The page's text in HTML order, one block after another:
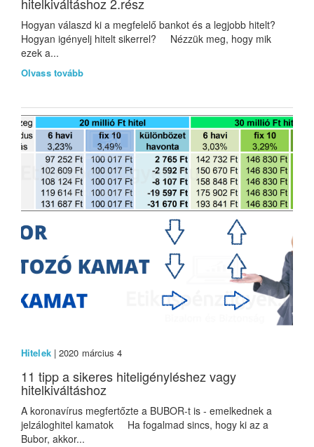
Hogyan válaszd ki a megfelelő bankot és a legjobb hitelt?
Hogyan igényelj hitelt sikerrel? Nézzük meg, hogy mik
ezek a...
Olvass tovább
Hitelek| 2020 március 4
11 tipp a sikeres hiteligényléshez vagy
hitelkiváltáshoz
A koronavírus megfertőzte a BUBOR-t is - emelkednek a
jelzáloghitel kamatok Ha fogalmad sincs, hogy ki az a
Bubor, akkor...